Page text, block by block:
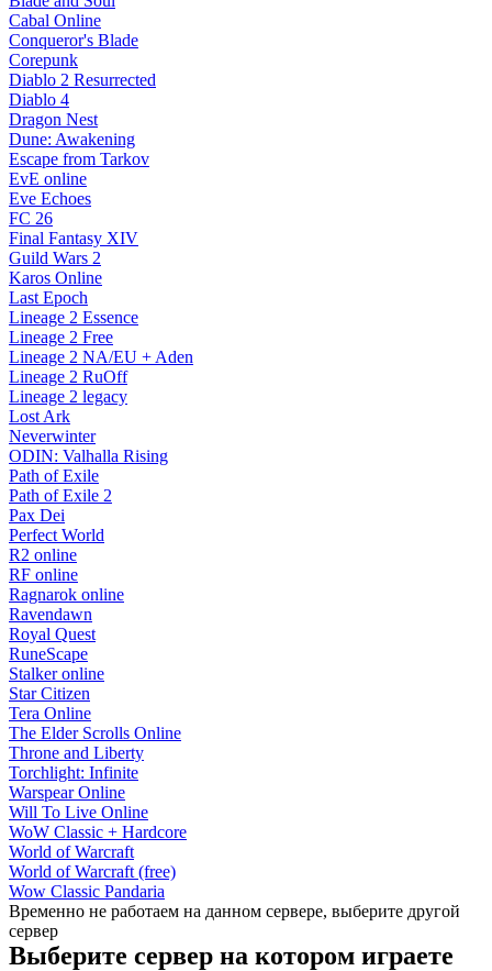
Cabal Online
Conqueror's Blade
Corepunk
Diablo 2 Resurrected
Diablo 4
Dragon Nest
Dune: Awakening
Escape from Tarkov
EvE online
Eve Echoes
FC 26
Final Fantasy XIV
Guild Wars 2
Karos Online
Last Epoch
Lineage 2 Essence
Lineage 2 Free
Lineage 2 NA/EU + Aden
Lineage 2 RuOff
Lineage 2 legacy
Lost Ark
Neverwinter
ODIN: Valhalla Rising
Path of Exile
Path of Exile 2
Pax Dei
Perfect World
R2 online
RF online
Ragnarok online
Ravendawn
Royal Quest
RuneScape
Stalker online
Star Citizen
Tera Online
The Elder Scrolls Online
Throne and Liberty
Torchlight: Infinite
Warspear Online
Will To Live Online
WoW Classic + Hardcore
World of Warcraft
World of Warcraft (free)
Wow Classic Pandaria
Временно не работаем на данном сервере, выберите другой
сервер
Выберите сервер на котором играете